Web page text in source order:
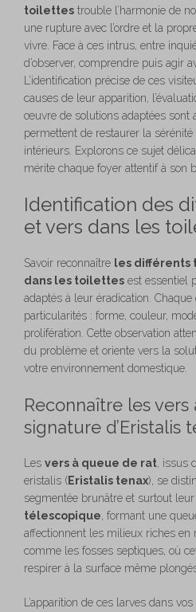
toilettes trouble l’harmonie de
une rupture avec l’ordre et la
vivre. Face à ces intrus, entre
d’observer, comprendre puis agir
L’identification précise de ces
causes de leur apparition,
œuvre de solutions adaptées sont
permettent de restaurer la
intérieurs. Explorons ce sujet
mérite chaque foyer attentif à son
Identification des
et vers dans les
Savoir reconnaître les différents
dans les toilettes est essentiel
adaptés à leur éradication.
particularités : forme, couleur,
prolifération. Cette observation
du problème et oriente vers la
votre environnement domestique.
Reconnaître les
signature d’Eristalis
Les vers à queue de rat , issus
eristalis (Eristalis tenax), se
segmentée brunâtre et surtout leur
télescopique , formant une
affectionnent les milieux riches en
comme les fosses septiques, où
respirer à la surface même
L’apparition de ces larves dans